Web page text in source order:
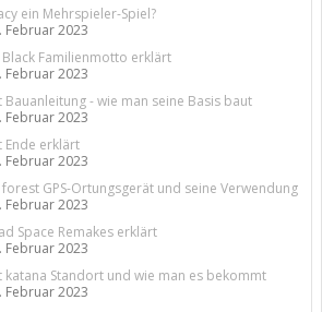
ein Mehrspieler-Spiel?
Februar 2023
Familienmotto erklärt
Februar 2023
- wie man seine Basis baut
Februar 2023
Ende erklärt
Februar 2023
forest GPS-Ortungsgerät und seine Verwendung
Februar 2023
Space Remakes erklärt
Februar 2023
katana Standort und wie man es bekommt
Februar 2023